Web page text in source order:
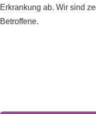
Erkrankung ab. Wir sind
Betroffene.